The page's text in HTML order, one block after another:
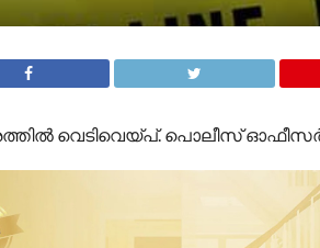
വെടിവെയ്പ്‌. പൊലീസ്‌ ഓഫീസർ